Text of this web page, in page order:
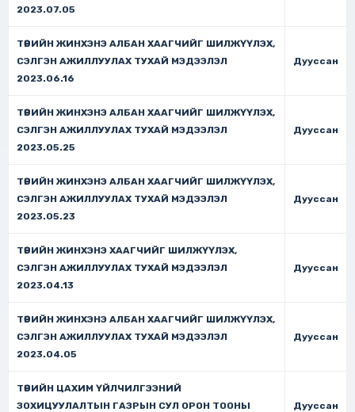
2023.07.05
ТӨРИЙН ЖИНХЭНЭ АЛБАН ХААГЧИЙГ ШИЛЖҮҮЛЭХ,
СЭЛГЭН АЖИЛЛУУЛАХ ТУХАЙ МЭДЭЭЛЭЛ
2023.06.16
Дууссан
ТӨРИЙН ЖИНХЭНЭ АЛБАН ХААГЧИЙГ ШИЛЖҮҮЛЭХ,
СЭЛГЭН АЖИЛЛУУЛАХ ТУХАЙ МЭДЭЭЛЭЛ
2023.05.25
Дууссан
ТӨРИЙН ЖИНХЭНЭ АЛБАН ХААГЧИЙГ ШИЛЖҮҮЛЭХ,
СЭЛГЭН АЖИЛЛУУЛАХ ТУХАЙ МЭДЭЭЛЭЛ
2023.05.23
Дууссан
ТӨРИЙН ЖИНХЭНЭ ХААГЧИЙГ ШИЛЖҮҮЛЭХ,
СЭЛГЭН АЖИЛЛУУЛАХ ТУХАЙ МЭДЭЭЛЭЛ
2023.04.13
Дууссан
ТӨРИЙН ЖИНХЭНЭ АЛБАН ХААГЧИЙГ ШИЛЖҮҮЛЭХ,
СЭЛГЭН АЖИЛЛУУЛАХ ТУХАЙ МЭДЭЭЛЭЛ
2023.04.05
Дууссан
ТӨРИЙН ЦАХИМ ҮЙЛЧИЛГЭЭНИЙ
ЗОХИЦУУЛАЛТЫН ГАЗРЫН СУЛ ОРОН ТООНЫ
Дууссан